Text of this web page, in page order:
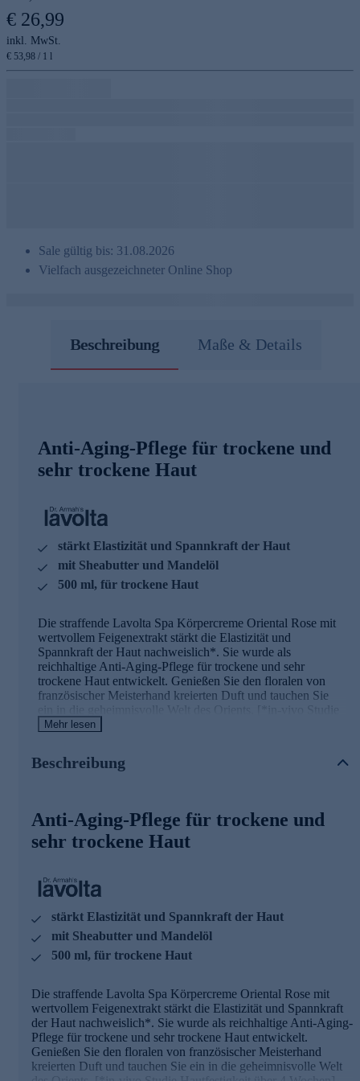
€ 26,99
inkl. MwSt.
€ 53,98 / 1 l
Sale gültig bis: 31.08.2026
Vielfach ausgezeichneter Online Shop
Beschreibung Maße & Details
Anti-Aging-Pflege für trockene und
sehr trockene Haut
stärkt Elastizität und Spannkraft der Haut
mit Sheabutter und Mandelöl
500 ml, für trockene Haut
Die straffende Lavolta Spa Körpercreme Oriental Rose mit
wertvollem Feigenextrakt stärkt die Elastizität und
Spannkraft der Haut nachweislich*. Sie wurde als
reichhaltige Anti-Aging-Pflege für trockene und sehr
trockene Haut entwickelt. Genießen Sie den floralen von
französischer Meisterhand kreierten Duft und tauchen Sie
ein in die geheimnisvolle Welt des Orients. [*in-vivo Studie
Hautfestigkeit über 4 Wochen]
Die Inhaltsstoffe und deren Wirkweisen
rückfettende Wirkung und schützen so die Haut vor
Feuchtigkeitsverlust.
essentiellen Fettsäuren, unterstützt den Regenerationsprozess
- Mandelöl zieht gut ein und unterstützt die natürliche
Barrierefunktion der Haut. Es schenkt Ihrer Haut intensive
Pflege und ein seidenweiches
- Panthenol und Feigenextrakt versorgen die Haut mit
wohltuender Feuchtigkeit.
- Die Anti-Aging-Wirkstoffe Vitamin E und Q10
unterstützen durch antioxidative Eigenschaften den
Eigenschutz der Haut vor UV-bedingten Umwelteinflüssen.
Mehr lesen
Beschreibung
Anti-Aging-Pflege für trockene und
sehr trockene Haut
stärkt Elastizität und Spannkraft der Haut
mit Sheabutter und Mandelöl
500 ml, für trockene Haut
Die straffende Lavolta Spa Körpercreme Oriental Rose mit
wertvollem Feigenextrakt stärkt die Elastizität und Spannkraft
der Haut nachweislich*. Sie wurde als reichhaltige Anti-Aging-
Pflege für trockene und sehr trockene Haut entwickelt.
Genießen Sie den floralen von französischer Meisterhand
kreierten Duft und tauchen Sie ein in die geheimnisvolle Welt